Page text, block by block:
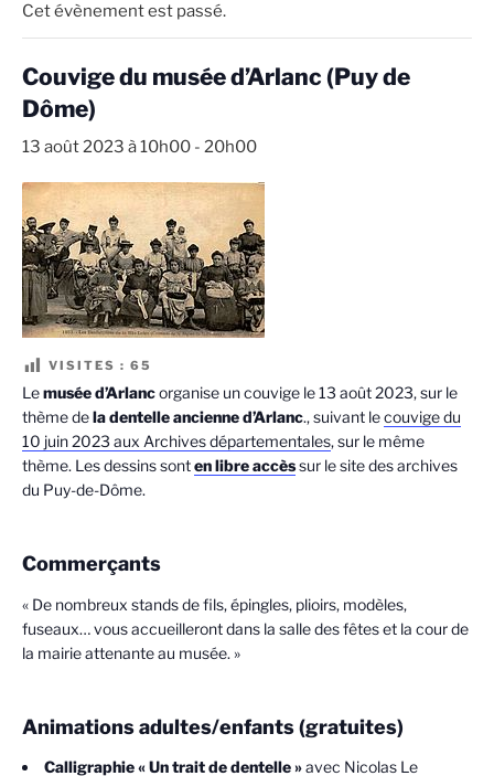
Cet évènement est passé.
Couvige du musée d’Arlanc (Puy de
Dôme)
13 août 2023 à 10h00 - 20h00
VISITES : 65
Lemusée d’Arlancorganise un couvige le 13 août 2023, sur le
thème dela dentelle ancienne d’Arlanc., suivant lecouvige du
10 juin 2023 aux Archives départementales, sur le même
thème. Les dessins sonten libre accèssur le site des archives
du Puy-de-Dôme.
Commerçants
« De nombreux stands de fils, épingles, plioirs, modèles,
fuseaux… vous accueilleront dans la salle des fêtes et la cour de
la mairie attenante au musée. »
Animations adultes/enfants (gratuites)
Calligraphie« Un trait de dentelle »avec Nicolas Le